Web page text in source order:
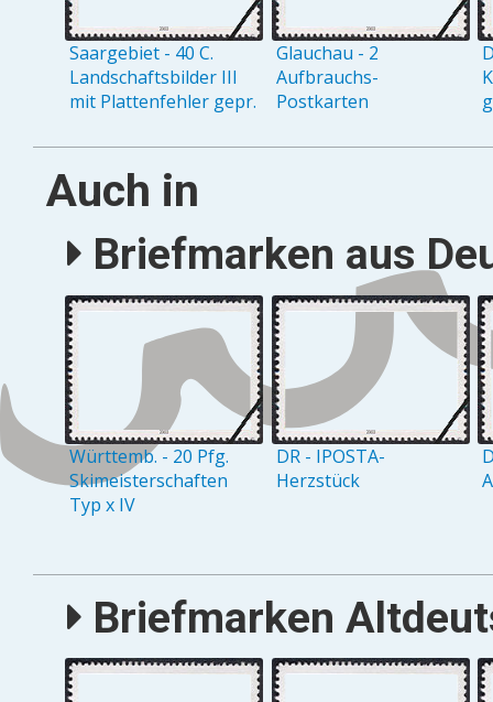
Saargebiet - 40 C.
Landschaftsbilder III
mit Plattenfehler gepr.
Glauchau - 2
Aufbrauchs-
Postkarten
Auch in
Briefmarken aus
Württemb. - 20 Pfg.
Skimeisterschaften
Typ x IV
DR - IPOSTA-
Herzstück
Briefmarken